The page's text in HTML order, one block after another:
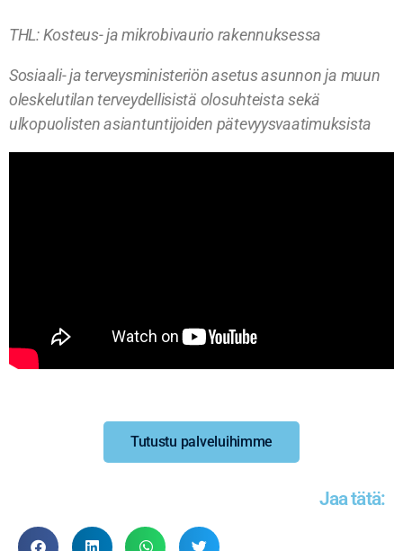
THL: Kosteus- ja mikrobivaurio rakennuksessa
Sosiaali- ja terveysministeriön asetus asunnon ja muun
oleskelutilan terveydellisistä olosuhteista sekä
ulkopuolisten asiantuntijoiden pätevyysvaatimuksista
Tutustu palveluihimme
Jaa tätä: